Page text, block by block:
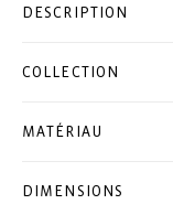
DESCRIPTION
COLLECTION
MATÉRIAU
DIMENSIONS